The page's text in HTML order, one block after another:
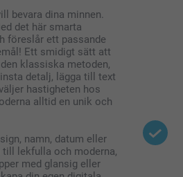
bevara dina minnen.
det här smarta
föreslår ett passande
Ett smidigt sätt att
klassiska metoden,
detalj, lägga till text
hastigheten hos
alltid en unik och
namn, datum eller
lekfulla och moderna,
med glansig eller